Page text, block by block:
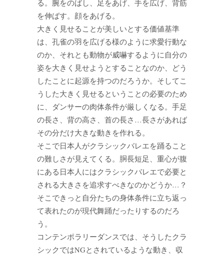
る。腕をのばし、足をあげ、手を広げ、背筋
を伸ばす。顔をあげる。
大きく見せることが美しいとする価値基準
は、孔雀の羽を広げる様のように求愛行動な
のか、それとも動物が威嚇するように自分の
姿を大きく見せようとすることなのか、どう
したことに起源を持つのだろうか。そしてこ
うした大きく見せるということの必要のため
に、ダンサーの肉体条件が厳しくなる。手足
の長さ、背の高さ、首の長さ…長さがあれば
その分だけ大きな動きを作れる。
そこで日本人がクラシックバレエを踊ること
の難しさが見えてくる。胴長短足、重心が腹
にある日本人にはクラシックバレエで必要と
される大きさを追求すべきなのかどうか…？
そこできっと自分たちの身体条件に立ち返っ
て表れたのが現代舞踊だったりするのだろ
う。
コンテンポラリーダンスでは、そうしたクラ
シックではNGとされているような動き、収